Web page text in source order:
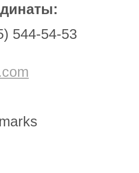
544-54-53